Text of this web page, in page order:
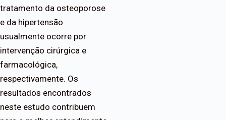
tratamento da osteoporose
e da hipertensão
usualmente ocorre por
intervenção cirúrgica e
farmacológica,
respectivamente. Os
resultados encontrados
neste estudo contribuem